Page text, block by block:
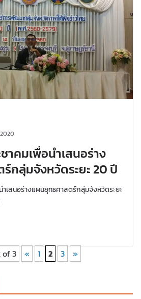
าคมเพื่อนำเสนอร่าง
กลุ่มจังหวัดระยะ 20 ปี
ำเสนอร่างแผนยุทธศาสตร์กลุ่มจังหวัดระยะ
of 3 « 1 2 3 »